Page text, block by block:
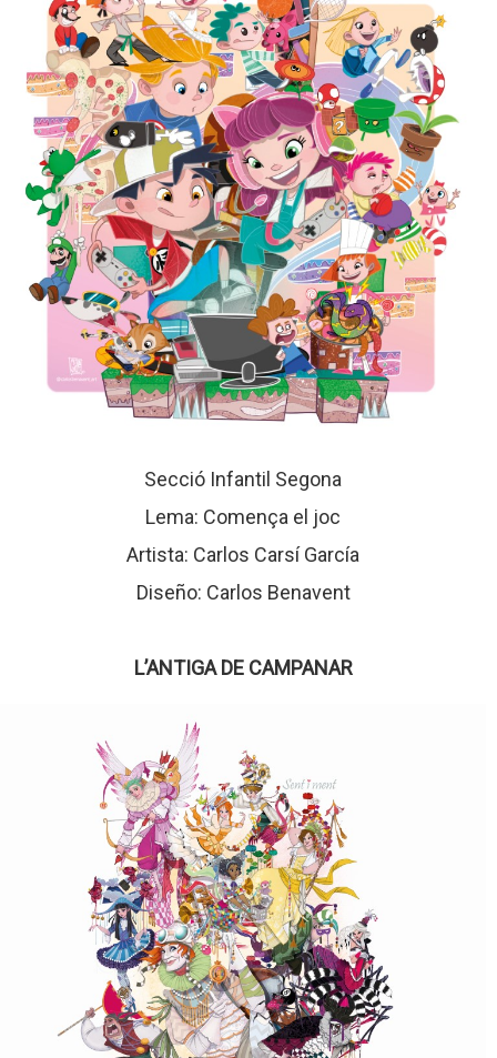
Secció Infantil Segona
Lema: Comença el joc
Artista: Carlos Carsí García
Diseño: Carlos Benavent
L’ANTIGA DE CAMPANAR